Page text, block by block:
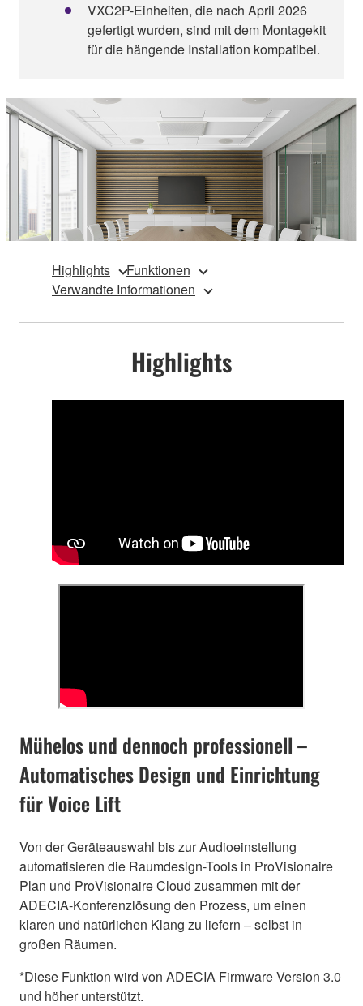
VXC2P-Einheiten, die nach April 2026
gefertigt wurden, sind mit dem Montagekit
für die hängende Installation kompatibel.
Highlights
Funktionen
Verwandte Informationen
Highlights
Mühelos und dennoch professionell –
Automatisches Design und Einrichtung
für Voice Lift
Von der Geräteauswahl bis zur Audioeinstellung
automatisieren die Raumdesign-Tools in ProVisionaire
Plan und ProVisionaire Cloud zusammen mit der
ADECIA-Konferenzlösung den Prozess, um einen
klaren und natürlichen Klang zu liefern – selbst in
großen Räumen.
*Diese Funktion wird von ADECIA Firmware Version 3.0
und höher unterstützt.